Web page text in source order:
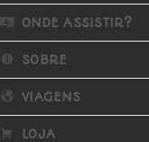
ONDE ASSISTIR?
SOBRE
VIAGENS
LOJA